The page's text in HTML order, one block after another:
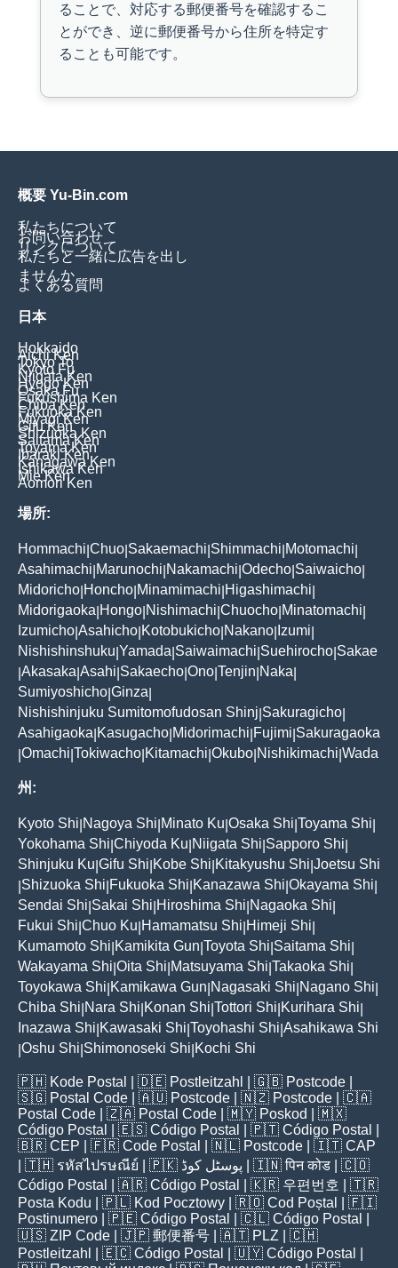
ることで、対応する郵便番号を確認するこ
とができ、逆に郵便番号から住所を特定す
ることも可能です。
概要 Yu-Bin.com
私たちについて
お問い合わせ
リンクについて
私たちと一緒に広告を出し
ませんか
よくある質問
日本
Hokkaido
Aichi Ken
Tokyo To
Kyoto Fu
Niigata Ken
Hyogo Ken
Osaka Fu
Fukushima Ken
Chiba Ken
Fukuoka Ken
Miyagi Ken
Gifu Ken
Shizuoka Ken
Saitama Ken
Toyama Ken
Ibaraki Ken
Kanagawa Ken
Ishikawa Ken
Mie Ken
Aomori Ken
場所:
Hommachi Chuo Sakaemachi Shimmachi Motomachi
Asahimachi Marunochi Nakamachi Odecho Saiwaicho
Midoricho Honcho Minamimachi Higashimachi
Midorigaoka Hongo Nishimachi Chuocho Minatomachi
Izumicho Asahicho Kotobukicho Nakano Izumi
Nishishinshuku Yamada Saiwaimachi Suehirocho Sakae
Akasaka Asahi Sakaecho Ono Tenjin Naka
Sumiyoshicho Ginza
Nishishinjuku Sumitomofudosan Shinj Sakuragicho
Asahigaoka Kasugacho Midorimachi Fujimi Sakuragaoka
Omachi Tokiwacho Kitamachi Okubo Nishikimachi Wada
州:
Kyoto Shi Nagoya Shi Minato Ku Osaka Shi Toyama Shi
Yokohama Shi Chiyoda Ku Niigata Shi Sapporo Shi
Shinjuku Ku Gifu Shi Kobe Shi Kitakyushu Shi Joetsu Shi
Shizuoka Shi Fukuoka Shi Kanazawa Shi Okayama Shi
Sendai Shi Sakai Shi Hiroshima Shi Nagaoka Shi
Fukui Shi Chuo Ku Hamamatsu Shi Himeji Shi
Kumamoto Shi Kamikita Gun Toyota Shi Saitama Shi
Wakayama Shi Oita Shi Matsuyama Shi Takaoka Shi
Toyokawa Shi Kamikawa Gun Nagasaki Shi Nagano Shi
Chiba Shi Nara Shi Konan Shi Tottori Shi Kurihara Shi
Inazawa Shi Kawasaki Shi Toyohashi Shi Asahikawa Shi
Oshu Shi Shimonoseki Shi Kochi Shi
🇵🇭 Kode Postal | 🇩🇪 Postleitzahl | 🇬🇧 Postcode
🇸🇬 Postal Code | 🇦🇺 Postcode | 🇳🇿 Postcode | 🇨🇦
Postal Code | 🇿🇦 Postal Code | 🇲🇾 Poskod
| 🇲🇽
Código Postal
| 🇪🇸 Código Postal | 🇵🇹 Código Postal
🇧🇷 CEP | 🇫🇷 Code Postal | 🇳🇱 Postcode | 🇮🇹 CAP
| 🇹🇭 รหัสไปรษณีย์ | 🇵🇰 پوسٹل کوڈ | 🇮🇳पिन कोड | 🇨🇴
Código Postal
| 🇦🇷 Código Postal | 🇰🇷 우편번호
| 🇹🇷
Posta Kodu | 🇵🇱 Kod Pocztowy | 🇷🇴 Cod Poștal
| 🇫🇮
Postinumero | 🇵🇪 Código Postal | 🇨🇱 Código Postal
🇺🇸 ZIP Code | 🇯🇵 郵便番号 | 🇦🇹 PLZ | 🇨🇭
Postleitzahl
| 🇪🇨 Código Postal | 🇺🇾 Código Postal